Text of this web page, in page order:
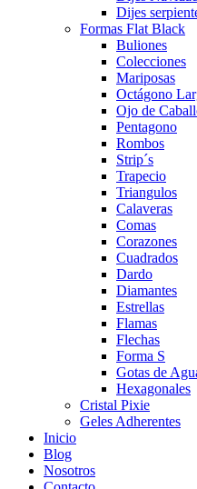
Dijes
Formas Flat Black
Buliones
Colecciones
Mariposas
Octágono
Ojo de
Pentagono
Rombos
Strip´s
Trapecio
Triangulos
Calaveras
Comas
Corazones
Cuadrados
Dardo
Diamantes
Estrellas
Flamas
Flechas
Forma S
Gotas de
Hexagonales
Cristal Pixie
Geles Adherentes
Inicio
Blog
Nosotros